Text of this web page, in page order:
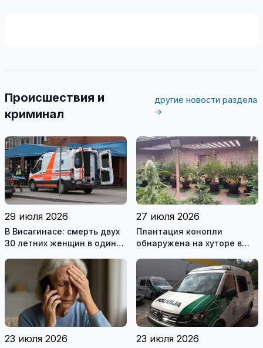
Происшествия и
криминал
другие новости раздела
→
29 июля 2026
В Висагинасе: смерть двух
30 летних женщин в один
27 июля 2026
Плантация конопли
обнаружена на хуторе в
23 июля 2026 23 июля 2026